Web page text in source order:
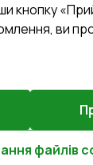
Всі права
платформі
про
кнопку
ви
файлів